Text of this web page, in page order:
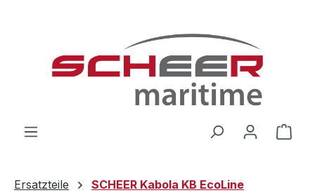
Ersatzteile SCHEER Kabola KB EcoLine